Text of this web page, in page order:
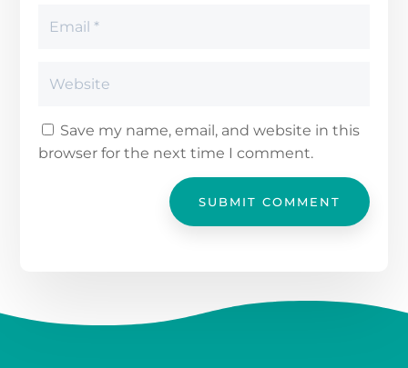
Save my name, email, and website in this
browser for the next time I comment.
SUBMIT COMMENT